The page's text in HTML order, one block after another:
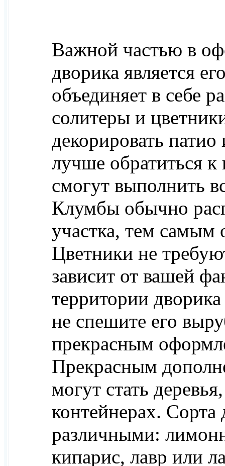
Важной частью в
дворика является
объединяет в себе
солитеры и
декорировать
лучше обратиться
смогут выполнить
Клумбы обычно
участка, тем самым
Цветники не
зависит от вашей
территории дворика
не спешите его
прекрасным
Прекрасным
могут стать
контейнерах. Сорта
различными:
кипарис, лавр или